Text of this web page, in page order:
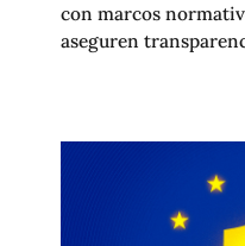
con marcos
aseguren